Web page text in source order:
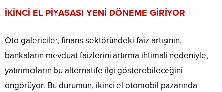
İKİNCİ EL PİYASASI YENİ DÖNEME GİRİYOR
Oto galericiler, finans sektöründeki faiz artışının,
bankaların mevduat faizlerini artırma ihtimali nedeniyle,
yatırımcıların bu alternatife ilgi gösterebileceğini
öngörüyor. Bu durumun, ikinci el otomobil pazarında